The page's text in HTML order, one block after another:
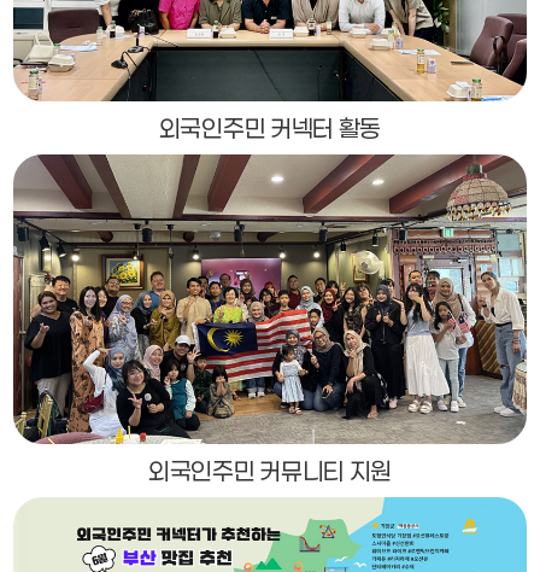
외국인주민 커넥터 활동
외국인주민 커뮤니티 지원